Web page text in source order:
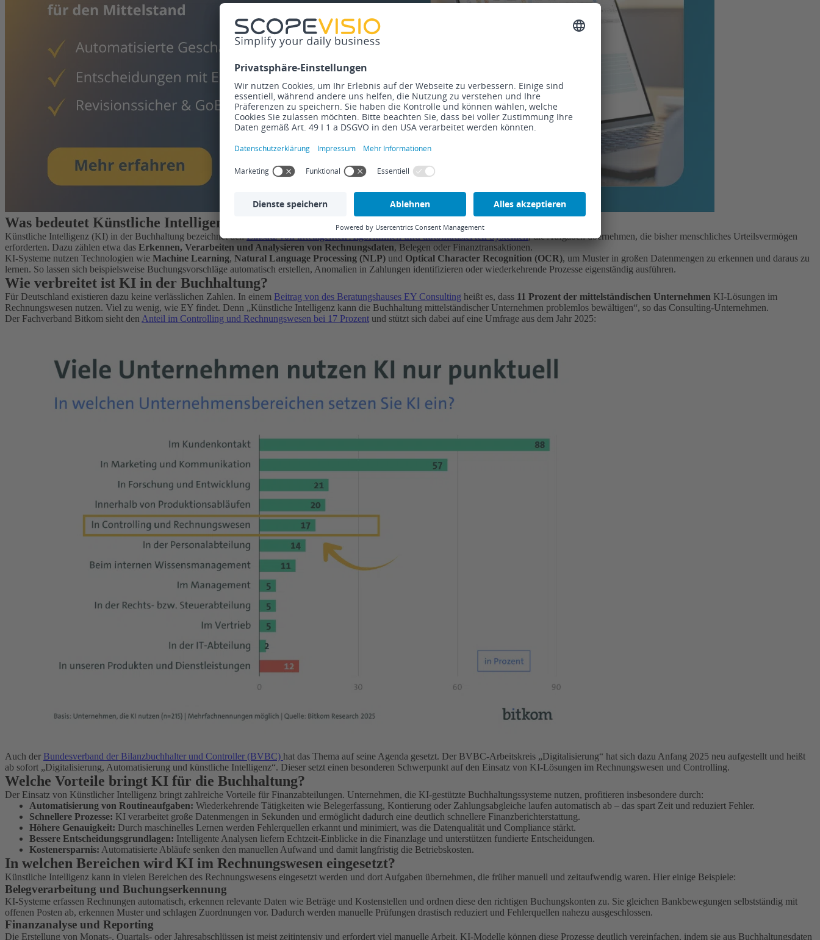
Was bedeutet Künstliche Intelligenz in der Buchhaltung?
Künstliche Intelligenz (KI) in der Buchhaltung bezeichnet denEinsatz von intelligenten Algorithmen und automatisierten Systemen, die Aufgaben übernehmen, die bisher menschliches Urteilsvermögen
erforderten. Dazu zählen etwa das Erkennen, Verarbeiten und Analysieren von Rechnungsdaten, Belegen oder Finanztransaktionen.
KI-Systeme nutzen Technologien wie Machine Learning, Natural Language Processing (NLP) und Optical Character Recognition (OCR), um Muster in großen Datenmengen zu erkennen und daraus zu
lernen. So lassen sich beispielsweise Buchungsvorschläge automatisch erstellen, Anomalien in Zahlungen identifizieren oder wiederkehrende Prozesse eigenständig ausführen.
Wie verbreitet ist KI in der Buchhaltung?
Für Deutschland existieren dazu keine verlässlichen Zahlen. In einem Beitrag von des Beratungshauses EY Consulting heißt es, dass 11 Prozent der mittelständischen Unternehmen KI-Lösungen im
Rechnungswesen nutzen. Viel zu wenig, wie EY findet. Denn „Künstliche Intelligenz kann die Buchhaltung mittelständischer Unternehmen problemlos bewältigen“, so das Consulting-Unternehmen.
Der Fachverband Bitkom sieht den Anteil im Controlling und Rechnungswesen bei 17 Prozent und stützt sich dabei auf eine Umfrage aus dem Jahr 2025:
Auch der Bundesverband der Bilanzbuchhalter und Controller (BVBC) hat das Thema auf seine Agenda gesetzt. Der BVBC-Arbeitskreis „Digitalisierung“ hat sich dazu Anfang 2025 neu aufgestellt und heißt
ab sofort „Digitalisierung, Automatisierung und künstliche Intelligenz“. Dieser setzt einen besonderen Schwerpunkt auf den Einsatz von KI-Lösungen im Rechnungswesen und Controlling.
Welche Vorteile bringt KI für die Buchhaltung?
Der Einsatz von Künstlicher Intelligenz bringt zahlreiche Vorteile für Finanzabteilungen. Unternehmen, die KI-gestützte Buchhaltungssysteme nutzen, profitieren insbesondere durch:
Automatisierung von Routineaufgaben: Wiederkehrende Tätigkeiten wie Belegerfassung, Kontierung oder Zahlungsabgleiche laufen automatisch ab – das spart Zeit und reduziert Fehler.
Schnellere Prozesse: KI verarbeitet große Datenmengen in Sekunden und ermöglicht dadurch eine deutlich schnellere Finanzberichterstattung.
Höhere Genauigkeit: Durch maschinelles Lernen werden Fehlerquellen erkannt und minimiert, was die Datenqualität und Compliance stärkt.
Bessere Entscheidungsgrundlagen: Intelligente Analysen liefern Echtzeit-Einblicke in die Finanzlage und unterstützen fundierte Entscheidungen.
Kostenersparnis: Automatisierte Abläufe senken den manuellen Aufwand und damit langfristig die Betriebskosten.
In welchen Bereichen wird KI im Rechnungswesen eingesetzt?
Künstliche Intelligenz kann in vielen Bereichen des Rechnungswesens eingesetzt werden und dort Aufgaben übernehmen, die früher manuell und zeitaufwendig waren. Hier einige Beispiele:
Belegverarbeitung und Buchungserkennung
KI-Systeme erfassen Rechnungen automatisch, erkennen relevante Daten wie Beträge und Kostenstellen und ordnen diese den richtigen Buchungskonten zu. Sie gleichen Bankbewegungen selbstständig mit
offenen Posten ab, erkennen Muster und schlagen Zuordnungen vor. Dadurch werden manuelle Prüfungen drastisch reduziert und Fehlerquellen nahezu ausgeschlossen.
Finanzanalyse und Reporting
Die Erstellung von Monats-, Quartals- oder Jahresabschlüssen ist meist zeitintensiv und erfordert viel manuelle Arbeit. KI-Modelle können diese Prozesse deutlich vereinfachen, indem sie aus Buchhaltungsdaten